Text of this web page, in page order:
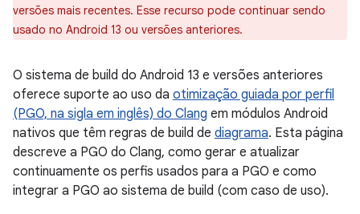
versões mais recentes. Esse recurso pode continuar sendo
usado no Android 13 ou versões anteriores.
O sistema de build do Android 13 e versões anteriores
oferece suporte ao uso da otimização guiada por perfil
(PGO, na sigla em inglês) do Clang em módulos Android
nativos que têm regras de build de diagrama. Esta página
descreve a PGO do Clang, como gerar e atualizar
continuamente os perfis usados para a PGO e como
integrar a PGO ao sistema de build (com caso de uso).